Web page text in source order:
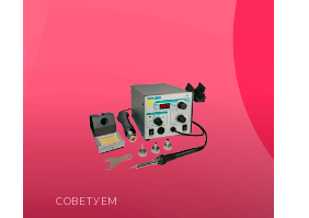
СОВЕТУЕМ